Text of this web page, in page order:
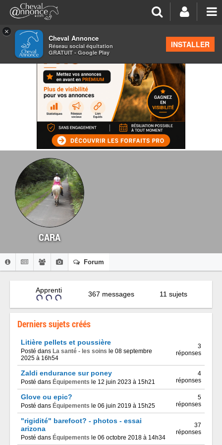
×
Cheval Annonce
Réseau social équitation
GRATUIT - Google Play
INSTALLER
CARA
Forum
Apprenti 367 messages 11 sujets
Derniers sujets créés
Litière pellets et poussière
Posté dans La santé - les soins le 08 septembre
2025 à 16h54
3
réponses
Zaldi endurance sur poney
Posté dans Équipements le 12 juin 2023 à 15h21
4
réponses
Glove ou epic?
Posté dans Équipements le 06 juin 2019 à 15h25
5
réponses
"rigidité" barefoot? - photos - essai
arizona
Posté dans Équipements le 06 octobre 2018 à 14h34
37
réponses